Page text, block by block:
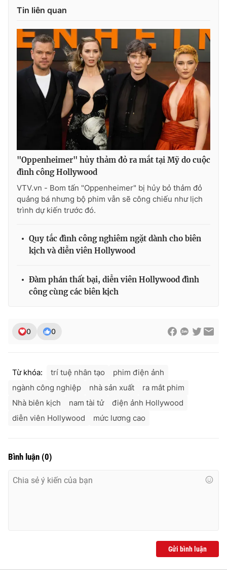
Ðiện thoại Thời báo VTV:
Liên hệ quảng cáo:
024-7300.7108
® Cấm sao chép dưới mọi hình thức nếu không có sự chấp
thuận bằng văn bản. Ghi rõ nguồn VTV.vn khi phát hành lại
thông tin từ website này.
Tin liên quan
"Oppenheimer" hủy thảm đỏ ra mắt tại Mỹ do cuộc
đình công Hollywood
VTV.vn - Bom tấn "Oppenheimer" bị hủy bỏ thảm đỏ
quảng bá nhưng bộ phim vẫn sẽ công chiếu như lịch
trình dự kiến trước đó.
Quy tắc đình công nghiêm ngặt dành cho biên
kịch và diễn viên Hollywood
Đàm phán thất bại, diễn viên Hollywood đình
công cùng các biên kịch
0 0
Từ khóa: trí tuệ nhân tạo
phim điện ảnh
ngành công nghiệp
nhà sản xuất
ra mắt phim
Nhà biên kịch
nam tài tử
điện ảnh Hollywood
diễn viên Hollywood
mức lương cao
Bình luận (0)
Gửi bình luận